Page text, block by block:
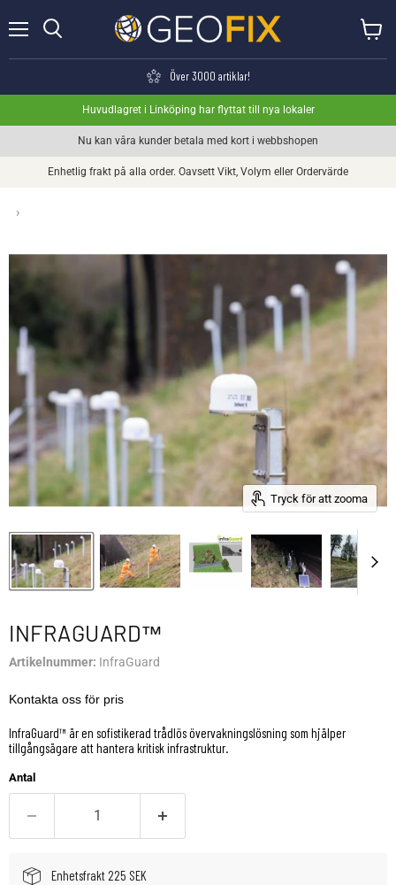
Över 3000 artiklar!
Huvudlagret i Linköping har flyttat till nya lokaler
Nu kan våra kunder betala med kort i webbshopen
Enhetlig frakt på alla order. Oavsett Vikt, Volym eller Ordervärde
›
Tryck för att zooma
INFRAGUARD™
Artikelnummer: InfraGuard
Kontakta oss för pris
InfraGuard™ är en sofistikerad trådlös övervakningslösning som hjälper
tillgångsägare att hantera kritisk infrastruktur.
Antal
Enhetsfrakt 225 SEK